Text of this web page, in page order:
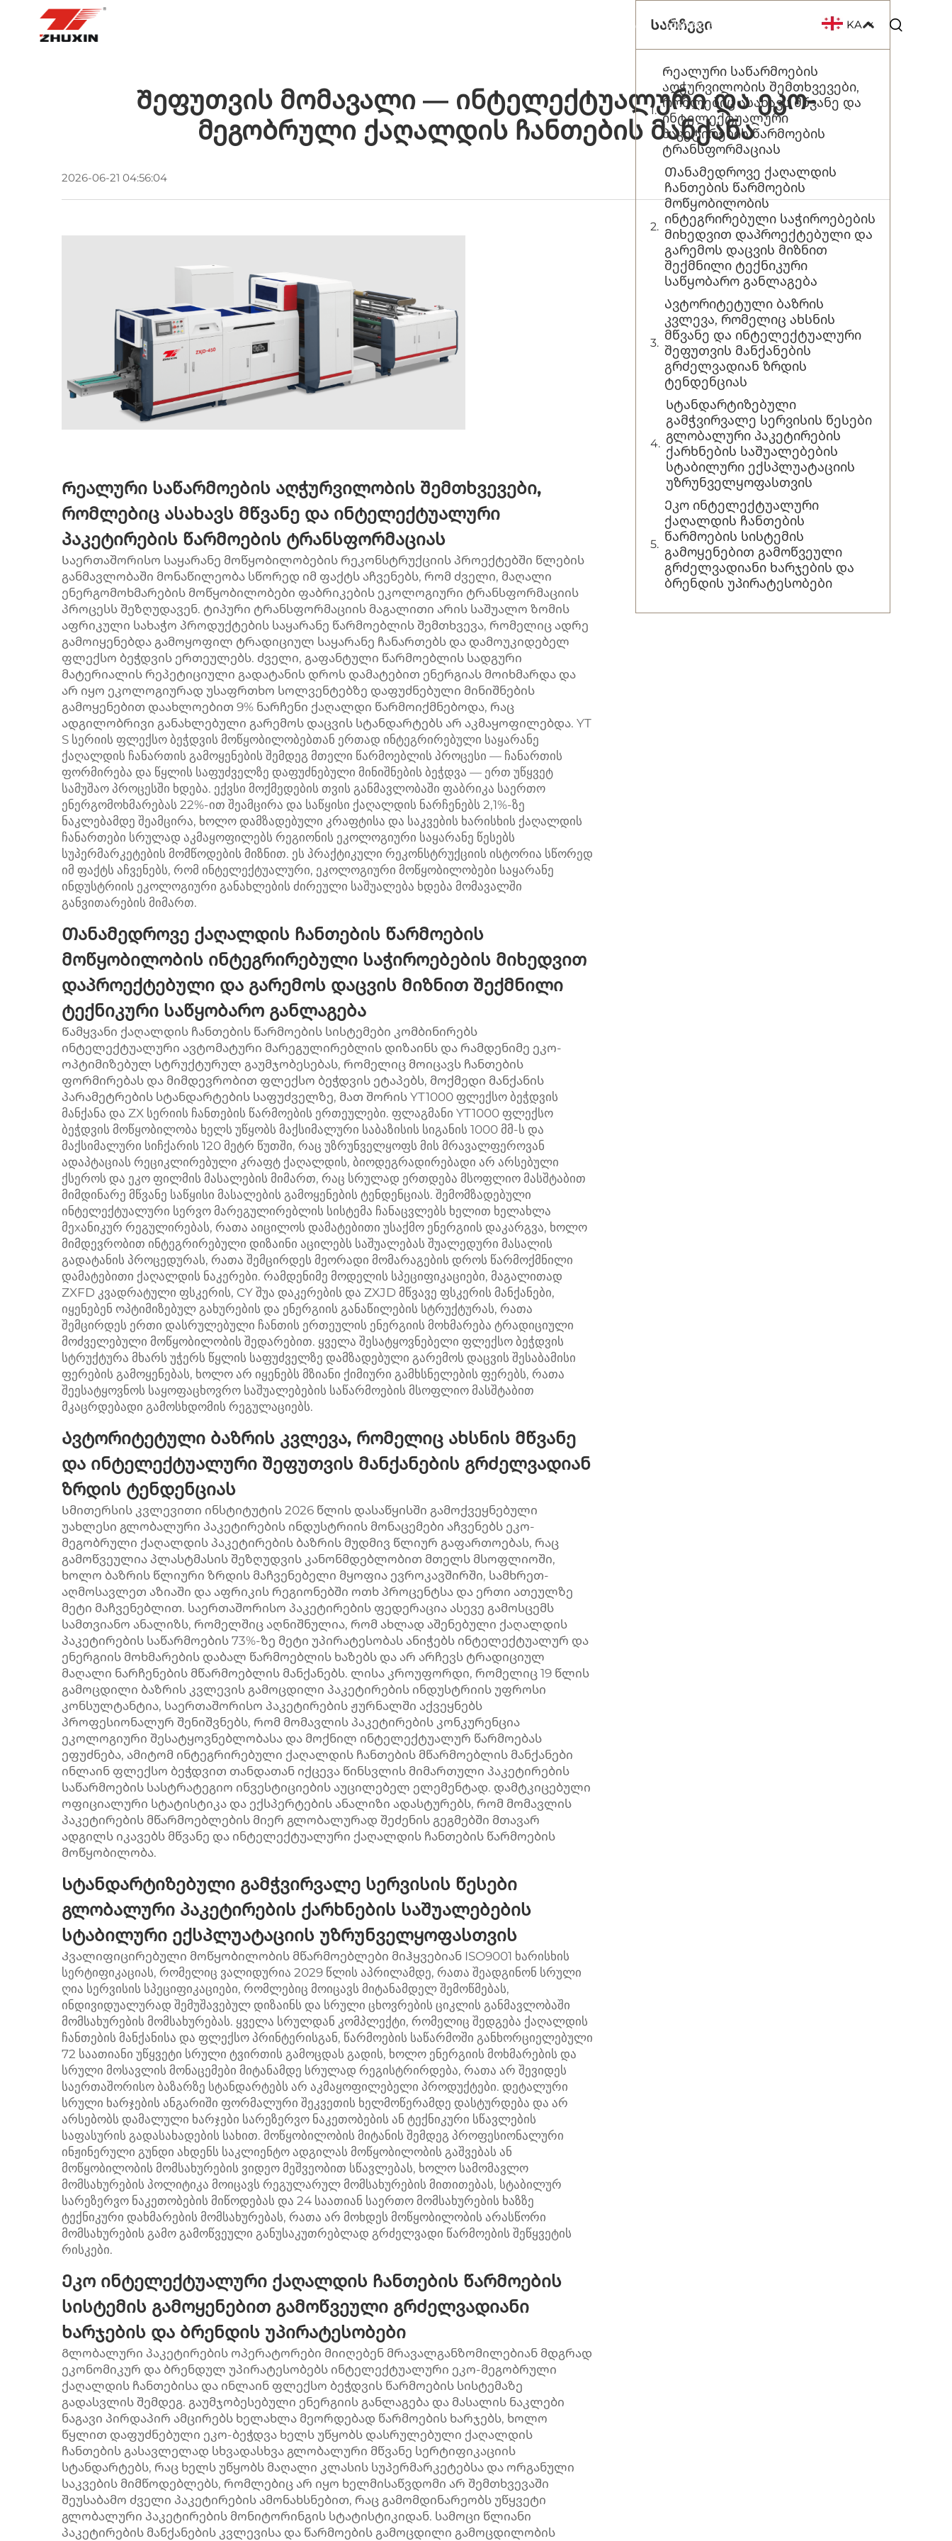
ᲙᲝᲜᲢᲐᲥᲢᲘ ᲮᲨᲘᲠᲐᲓ ᲓᲐᲡᲛᲣᲚᲘ ᲙᲘᲗᲮᲕᲔᲑᲘ KA
Შეფუთვის Მომავალი — Ინტელექტუალური Და Ეკო-
Მეგობრული Ქაღალდის Ჩანთების Მანქანა
2026-06-21 04:56:04
Რეალური საწარმოების აღჭურვილობის შემთხვევები,
რომლებიც ასახავს მწვანე და ინტელექტუალური
პაკეტირების წარმოების ტრანსფორმაციას
Საერთაშორისო საყარანე მოწყობილობების რეკონსტრუქციის პროექტებში წლების
განმავლობაში მონაწილეობა სწორედ იმ ფაქტს აჩვენებს, რომ ძველი, მაღალი
ენერგომოხმარების მოწყობილობები ფაბრიკების ეკოლოგიური ტრანსფორმაციის
პროცესს შეზღუდავენ. ტიპური ტრანსფორმაციის მაგალითი არის საშუალო ზომის
აფრიკული სახაჭო პროდუქტების საყარანე წარმოებლის შემთხვევა, რომელიც ადრე
გამოიყენებდა გამოყოფილ ტრადიციულ საყარანე ჩანართებს და დამოუკიდებელ
ფლექსო ბეჭდვის ერთეულებს. ძველი, გაფანტული წარმოებლის სადგური
მატერიალის რეპეტიციული გადატანის დროს დამატებით ენერგიას მოიხმარდა და
არ იყო ეკოლოგიურად უსაფრთხო სოლვენტებზე დაფუძნებული მინიშნების
გამოყენებით დაახლოებით 9% ნარჩენი ქაღალდი წარმოიქმნებოდა, რაც
ადგილობრივი განახლებული გარემოს დაცვის სტანდარტებს არ აკმაყოფილებდა. YT
S სერიის ფლექსო ბეჭდვის მოწყობილობებთან ერთად ინტეგრირებული საყარანე
ქაღალდის ჩანართის გამოყენების შემდეგ მთელი წარმოებლის პროცესი — ჩანართის
ფორმირება და წყლის საფუძველზე დაფუძნებული მინიშნების ბეჭდვა — ერთ უწყვეტ
სამუშაო პროცესში ხდება. ექვსი მოქმედების თვის განმავლობაში ფაბრიკა საერთო
ენერგომოხმარებას 22%-ით შეამცირა და საწყისი ქაღალდის ნარჩენებს 2,1%-ზე
ნაკლებამდე შეამცირა, ხოლო დამზადებული კრაფტისა და საკვების ხარისხის ქაღალდის
ჩანართები სრულად აკმაყოფილებს რეგიონის ეკოლოგიური საყარანე წესებს
სუპერმარკეტების მომწოდების მიზნით. ეს პრაქტიკული რეკონსტრუქციის ისტორია სწორედ
იმ ფაქტს აჩვენებს, რომ ინტელექტუალური, ეკოლოგიური მოწყობილობები საყარანე
ინდუსტრიის ეკოლოგიური განახლების ძირეული საშუალება ხდება მომავალში
განვითარების მიმართ.
Თანამედროვე ქაღალდის ჩანთების წარმოების
მოწყობილობის ინტეგრირებული საჭიროებების მიხედვით
დაპროექტებული და გარემოს დაცვის მიზნით შექმნილი
ტექნიკური საწყობარო განლაგება
Წამყვანი ქაღალდის ჩანთების წარმოების სისტემები კომბინირებს
ინტელექტუალური ავტომატური მარეგულირებლის დიზაინს და რამდენიმე ეკო-
ოპტიმიზებულ სტრუქტურულ გაუმჯობესებას, რომელიც მოიცავს ჩანთების
ფორმირებას და მიმდევრობით ფლექსო ბეჭდვის ეტაპებს, მოქმედი მანქანის
პარამეტრების სტანდარტების საფუძველზე, მათ შორის YT1000 ფლექსო ბეჭდვის
მანქანა და ZX სერიის ჩანთების წარმოების ერთეულები. ფლაგმანი YT1000 ფლექსო
ბეჭდვის მოწყობილობა ხელს უწყობს მაქსიმალური საბაზისის სიგანის 1000 მმ-ს და
მაქსიმალური სიჩქარის 120 მეტრ წუთში, რაც უზრუნველყოფს მის მრავალფეროვან
ადაპტაციას რეციკლირებული კრაფტ ქაღალდის, ბიოდეგრადირებადი არ არსებული
ქსეროს და ეკო ფილმის მასალების მიმართ, რაც სრულად ერთდება მსოფლიო მასშტაბით
მიმდინარე მწვანე საწყისი მასალების გამოყენების ტენდენციას. შემომზადებული
ინტელექტუალური სერვო მარეგულირებლის სისტემა ჩანაცვლებს ხელით ხელახლა
მეхანიკურ რეგულირებას, რათა აიცილოს დამატებითი უსაქმო ენერგიის დაკარგვა, ხოლო
მიმდევრობით ინტეგრირებული დიზაინი აცილებს საშუალებას შუალედური მასალის
გადატანის პროცედურას, რათა შემცირდეს მეორადი მომარაგების დროს წარმოქმნილი
დამატებითი ქაღალდის ნაკერები. რამდენიმე მოდელის სპეციფიკაციები, მაგალითად
ZXFD კვადრატული ფსკერის, CY შუა დაკერების და ZXJD მწვავე ფსკერის მანქანები,
იყენებენ ოპტიმიზებულ გახურების და ენერგიის განაწილების სტრუქტურას, რათა
შემცირდეს ერთი დასრულებული ჩანთის ერთეულის ენერგიის მოხმარება ტრადიციული
მოძველებული მოწყობილობის შედარებით. ყველა შესატყოვნებელი ფლექსო ბეჭდვის
სტრუქტურა მხარს უჭერს წყლის საფუძველზე დამზადებული გარემოს დაცვის შესაბამისი
ფერების გამოყენებას, ხოლო არ იყენებს მზიანი ქიმიური გამხსნელების ფერებს, რათა
შეესატყოვნოს საყოფაცხოვრო საშუალებების საწარმოების მსოფლიო მასშტაბით
მკაცრდებადი გამოსხდომის რეგულაციებს.
Ავტორიტეტული ბაზრის კვლევა, რომელიც ახსნის მწვანე
და ინტელექტუალური შეფუთვის მანქანების გრძელვადიან
ზრდის ტენდენციას
Სმითერსის კვლევითი ინსტიტუტის 2026 წლის დასაწყისში გამოქვეყნებული
უახლესი გლობალური პაკეტირების ინდუსტრიის მონაცემები აჩვენებს ეკო-
მეგობრული ქაღალდის პაკეტირების ბაზრის მუდმივ წლიურ გაფართოებას, რაც
გამოწვეულია პლასტმასის შეზღუდვის კანონმდებლობით მთელს მსოფლიოში,
ხოლო ბაზრის წლიური ზრდის მაჩვენებელი მყოფია ევროკავშირში, სამხრეთ-
აღმოსავლეთ აზიაში და აფრიკის რეგიონებში ოთხ პროცენტსა და ერთი ათეულზე
მეტი მაჩვენებლით. საერთაშორისო პაკეტირების ფედერაცია ასევე გამოსცემს
სამთვიანო ანალიზს, რომელშიც აღნიშნულია, რომ ახლად აშენებული ქაღალდის
პაკეტირების საწარმოების 73%-ზე მეტი უპირატესობას ანიჭებს ინტელექტუალურ და
ენერგიის მოხმარების დაბალ წარმოებლის ხაზებს და არ არჩევს ტრადიციულ
მაღალი ნარჩენების მწარმოებლის მანქანებს. ლისა კროუფორდი, რომელიც 19 წლის
გამოცდილი ბაზრის კვლევის გამოცდილი პაკეტირების ინდუსტრიის უფროსი
კონსულტანტია, საერთაშორისო პაკეტირების ჟურნალში აქვეყნებს
პროფესიონალურ შენიშვნებს, რომ მომავლის პაკეტირების კონკურენცია
ეკოლოგიური შესატყოვნებლობასა და მოქნილ ინტელექტუალურ წარმოებას
ეფუძნება, ამიტომ ინტეგრირებული ქაღალდის ჩანთების მწარმოებლის მანქანები
ინლაინ ფლექსო ბეჭდვით თანდათან იქცევა წინსვლის მიმართული პაკეტირების
საწარმოების სასტრატეგიო ინვესტიციების აუცილებელ ელემენტად. დამტკიცებული
ოფიციალური სტატისტიკა და ექსპერტების ანალიზი ადასტურებს, რომ მომავლის
პაკეტირების მწარმოებლების მიერ გლობალურად შეძენის გეგმებში მთავარ
ადგილს იკავებს მწვანე და ინტელექტუალური ქაღალდის ჩანთების წარმოების
მოწყობილობა.
Სტანდარტიზებული გამჭვირვალე სერვისის წესები
გლობალური პაკეტირების ქარხნების საშუალებების
სტაბილური ექსპლუატაციის უზრუნველყოფასთვის
Კვალიფიცირებული მოწყობილობის მწარმოებლები მიჰყვებიან ISO9001 ხარისხის
სერტიფიკაციას, რომელიც ვალიდურია 2029 წლის აპრილამდე, რათა შეადგინონ სრული
ღია სერვისის სპეციფიკაციები, რომლებიც მოიცავს მიტანამდელ შემოწმებას,
ინდივიდუალურად შემუშავებულ დიზაინს და სრული ცხოვრების ციკლის განმავლობაში
მომსახურების მომსახურებას. ყველა სრულდან კომპლექტი, რომელიც შედგება ქაღალდის
ჩანთების მანქანისა და ფლექსო პრინტერისგან, წარმოების საწარმოში განხორციელებული
72 საათიანი უწყვეტი სრული ტვირთის გამოცდას გადის, ხოლო ენერგიის მოხმარების და
სრული მოსავლის მონაცემები მიტანამდე სრულად რეგისტრირდება, რათა არ შევიდეს
საერთაშორისო ბაზარზე სტანდარტებს არ აკმაყოფილებელი პროდუქტები. დეტალური
სრული ხარჯების ანგარიში ფორმალური შეკვეთის ხელმოწერამდე დასტურდება და არ
არსებობს დამალული ხარჯები სარეზერვო ნაკეთობების ან ტექნიკური სწავლების
საფასურის გადასახადების სახით. მოწყობილობის მიტანის შემდეგ პროფესიონალური
ინჟინერული გუნდი ახდენს საკლიენტო ადგილას მოწყობილობის გაშვებას ან
მოწყობილობის მომსახურების ვიდეო მეშვეობით სწავლებას, ხოლო სამომავლო
მომსახურების პოლიტიკა მოიცავს რეგულარულ მომსახურების მითითებას, სტაბილურ
სარეზერვო ნაკეთობების მიწოდებას და 24 საათიან საერთო მომსახურების ხაზზე
ტექნიკური დახმარების მომსახურებას, რათა არ მოხდეს მოწყობილობის არასწორი
მომსახურების გამო გამოწვეული განუსაკუთრებლად გრძელვადი წარმოების შეწყვეტის
რისკები.
Ეკო ინტელექტუალური ქაღალდის ჩანთების წარმოების
სისტემის გამოყენებით გამოწვეული გრძელვადიანი
ხარჯების და ბრენდის უპირატესობები
Გლობალური პაკეტირების ოპერატორები მიიღებენ მრავალგანზომილებიან მდგრად
ეკონომიკურ და ბრენდულ უპირატესობებს ინტელექტუალური ეკო-მეგობრული
ქაღალდის ჩანთებისა და ინლაინ ფლექსო ბეჭდვის წარმოების სისტემაზე
გადასვლის შემდეგ. გაუმჯობესებული ენერგიის განლაგება და მასალის ნაკლები
ნაგავი პირდაპირ ამცირებს ხელახლა მეორდებად წარმოების ხარჯებს, ხოლო
წყლით დაფუძნებული ეკო-ბეჭდვა ხელს უწყობს დასრულებული ქაღალდის
ჩანთების გასავლელად სხვადასხვა გლობალური მწვანე სერტიფიკაციის
სტანდარტებს, რაც ხელს უწყობს მაღალი კლასის სუპერმარკეტებსა და ორგანული
საკვების მიმწოდებლებს, რომლებიც არ იყო ხელმისაწვდომი არ შემთხვევაში
შეუსაბამო ძველი პაკეტირების ამონახსნებით, რაც გამომდინარეობს უწყვეტი
გლობალური პაკეტირების მონიტორინგის სტატისტიკიდან. სამოცი წლიანი
პაკეტირების მანქანების კვლევისა და წარმოების გამოცდილი გამოცდილობის
Სარჩევი
Რეალური საწარმოების
აღჭურვილობის შემთხვევები,
რომლებიც ასახავს მწვანე და
ინტელექტუალური
პაკეტირების წარმოების
ტრანსფორმაციას
Თანამედროვე ქაღალდის
ჩანთების წარმოების
მოწყობილობის
ინტეგრირებული საჭიროებების
მიხედვით დაპროექტებული და
გარემოს დაცვის მიზნით
შექმნილი ტექნიკური
საწყობარო განლაგება
Ავტორიტეტული ბაზრის
კვლევა, რომელიც ახსნის
მწვანე და ინტელექტუალური
შეფუთვის მანქანების
გრძელვადიან ზრდის
ტენდენციას
Სტანდარტიზებული
გამჭვირვალე სერვისის წესები
გლობალური პაკეტირების
ქარხნების საშუალებების
სტაბილური ექსპლუატაციის
უზრუნველყოფასთვის
Ეკო ინტელექტუალური
ქაღალდის ჩანთების
წარმოების სისტემის
გამოყენებით გამოწვეული
გრძელვადიანი ხარჯების და
ბრენდის უპირატესობები